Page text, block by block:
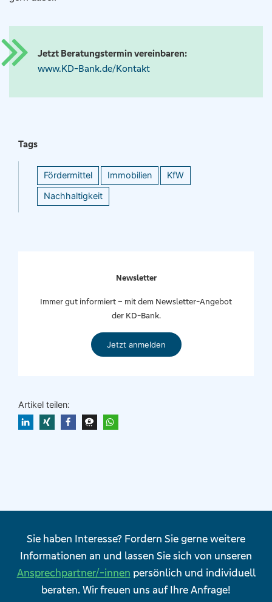
Jetzt Beratungstermin vereinbaren:
www.KD-Bank.de/Kontakt
Tags
Fördermittel Immobilien
KfW
Nachhaltigkeit
Newsletter
Immer gut informiert – mit dem Newsletter-Angebot
der KD-Bank.
Jetzt anmelden
Artikel teilen:
Sie haben Interesse? Fordern Sie gerne weitere
Informationen an und lassen Sie sich von unseren
Ansprechpartner/-innen persönlich und individuell
beraten. Wir freuen uns auf Ihre Anfrage!